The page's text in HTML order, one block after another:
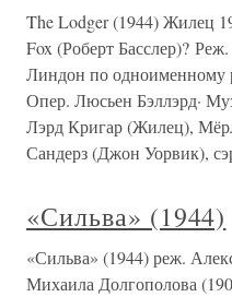
The Lodger (1944) Жилец
Fox (Роберт Басслер)?
Линдон по одноименному
Опер. Люсьен Бэллэрд·
Лэрд Кригар (Жилец),
Сандерз (Джон Уорвик),
«Сильва» (1944)
«Сильва» (1944) реж.
Михаила Долгополова